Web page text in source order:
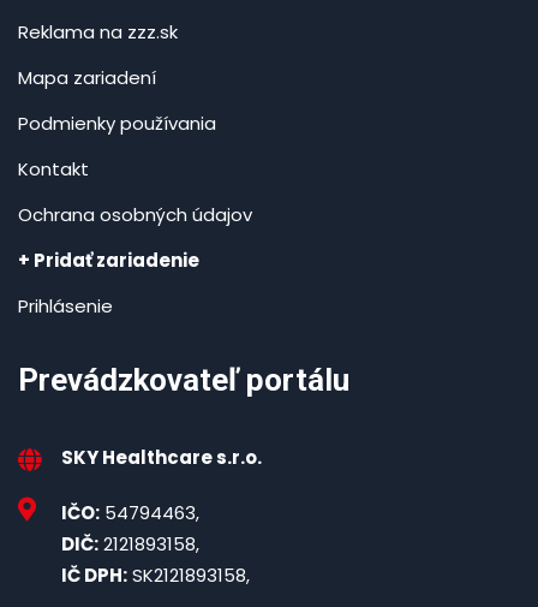
Reklama na zzz.sk
Mapa zariadení
Podmienky používania
Kontakt
Ochrana osobných údajov
+ Pridať zariadenie
Prihlásenie
Prevádzkovateľ portálu
SKY Healthcare s.r.o.
IČO: 54794463,
DIČ:2121893158,
IČ DPH:SK2121893158,